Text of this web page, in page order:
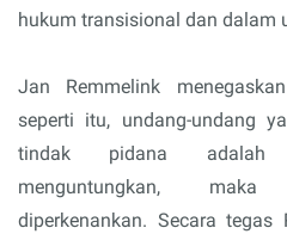
hukum transisional dan dalam
Jan Remmelink
seperti itu, undang-undang
tindak pidana adalah
menguntungkan,
diperkenankan. Secara tegas